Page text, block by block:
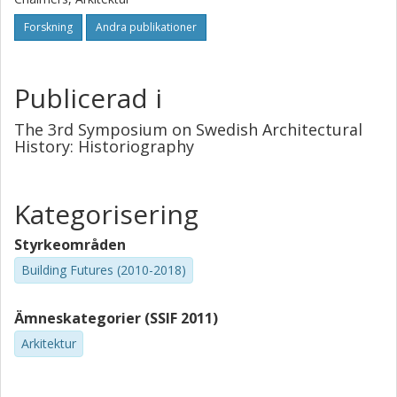
Forskning Andra publikationer
Publicerad i
The 3rd Symposium on Swedish Architectural
History: Historiography
Kategorisering
Styrkeområden
Building Futures (2010-2018)
Ämneskategorier (SSIF 2011)
Arkitektur